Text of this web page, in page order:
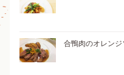
合鴨肉のオレン